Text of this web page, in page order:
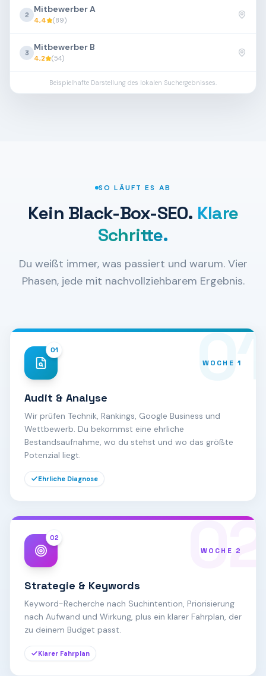
2
Mitbewerber A
4,4 (89)
3
Mitbewerber B
4,2 (54)
Beispielhafte Darstellung des lokalen Suchergebnisses.
SO LÄUFT ES AB
Kein Black-Box-SEO. Klare
Schritte.
Du weißt immer, was passiert und warum. Vier
Phasen, jede mit nachvollziehbarem Ergebnis.
01
01
WOCHE 1
Audit & Analyse
Wir prüfen Technik, Rankings, Google Business und
Wettbewerb. Du bekommst eine ehrliche
Bestandsaufnahme, wo du stehst und wo das größte
Potenzial liegt.
Ehrliche Diagnose
02
02
WOCHE 2
Strategie & Keywords
Keyword-Recherche nach Suchintention, Priorisierung
nach Aufwand und Wirkung, plus ein klarer Fahrplan, der
zu deinem Budget passt.
Klarer Fahrplan